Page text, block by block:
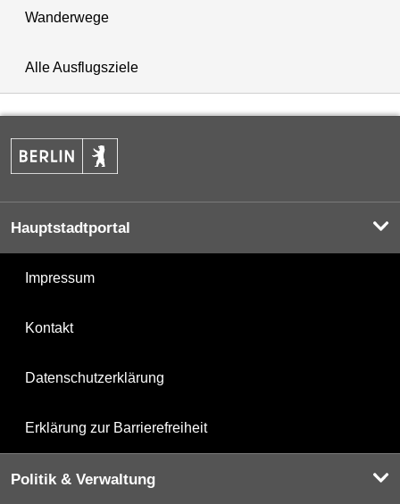
Wanderwege
Alle Ausflugsziele
Hauptstadtportal
Impressum
Kontakt
Datenschutzerklärung
Erklärung zur Barrierefreiheit
Politik & Verwaltung